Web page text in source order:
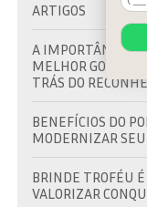
ARTIGOS
A IMPORTÂNCIA E O SIGNIFICADO DO TROFÉU DE
MELHOR GOLEIRO:
TRÁS DO
BENEFÍCIOS DO PORTA PAPÉIS DE ACRÍLICO PARA
MODERNIZAR
BRINDE TROFÉU É A ESCOLHA PERFEITA PARA
VALORIZAR